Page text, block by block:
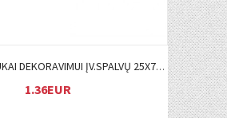
MEDINIAI SEGTUKAI DEKORAVIMUI ĮV.SPALVŲ 25X7MM ĮP.25 VNT.
1.36EUR